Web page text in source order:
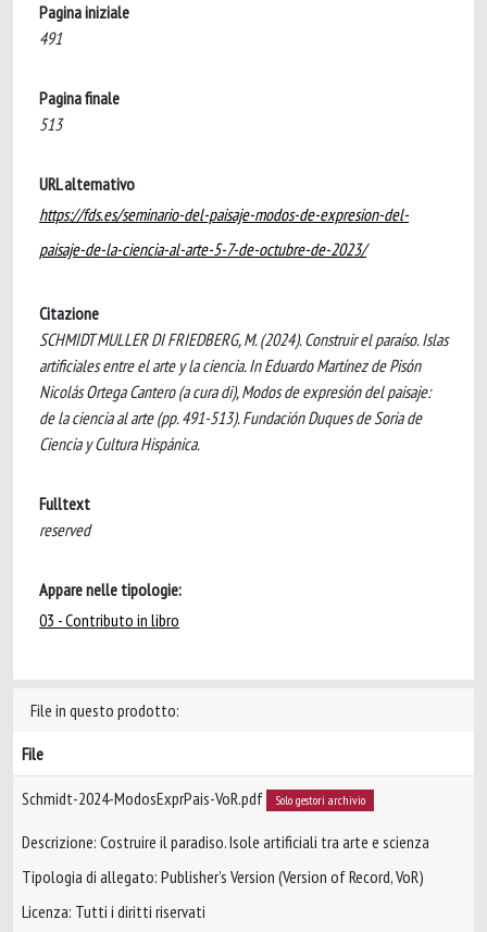
Pagina iniziale
491
Pagina finale
513
URL alternativo
https://fds.es/seminario-del-paisaje-modos-de-expresion-del-
paisaje-de-la-ciencia-al-arte-5-7-de-octubre-de-2023/
Citazione
SCHMIDT MULLER DI FRIEDBERG, M. (2024). Construir el paraíso. Islas
artificiales entre el arte y la ciencia. In Eduardo Martínez de Pisón
Nicolás Ortega Cantero (a cura di), Modos de expresión del paisaje:
de la ciencia al arte (pp. 491-513). Fundación Duques de Soria de
Ciencia y Cultura Hispánica.
Fulltext
reserved
Appare nelle tipologie:
03 - Contributo in libro
File in questo prodotto:
File
Schmidt-2024-ModosExprPais-VoR.pdf Solo gestori archivio
Descrizione: Costruire il paradiso. Isole artificiali tra arte e scienza
Tipologia di allegato: Publisher’s Version (Version of Record, VoR)
Licenza: Tutti i diritti riservati